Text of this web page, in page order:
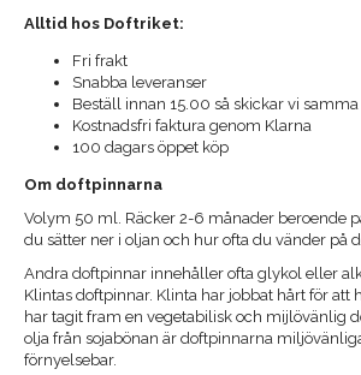
Alltid hos Doftriket:
Fri frakt
Snabba leveranser
Beställ innan 15.00 så skickar vi
Kostnadsfri faktura genom Klarna
100 dagars öppet köp
Om doftpinnarna
Volym 50 ml. Räcker 2-6 månader beroende
du sätter ner i oljan och hur ofta du vänder på
Andra doftpinnar innehåller ofta glykol eller
Klintas doftpinnar. Klinta har jobbat hårt för att
har tagit fram en vegetabilisk och mijlövänlig
olja från sojabönan är doftpinnarna
förnyelsebar.